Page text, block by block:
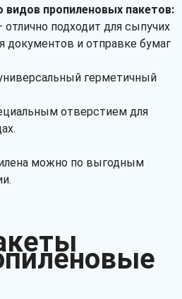
видов пропиленовых пакетов:
подходит для сыпучих
документов и отправке бумаг
герметичный
отверстием для
можно по выгодным